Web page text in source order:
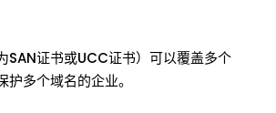
SAN证书或UCC证书）可以覆盖多个
多个域名的企业。